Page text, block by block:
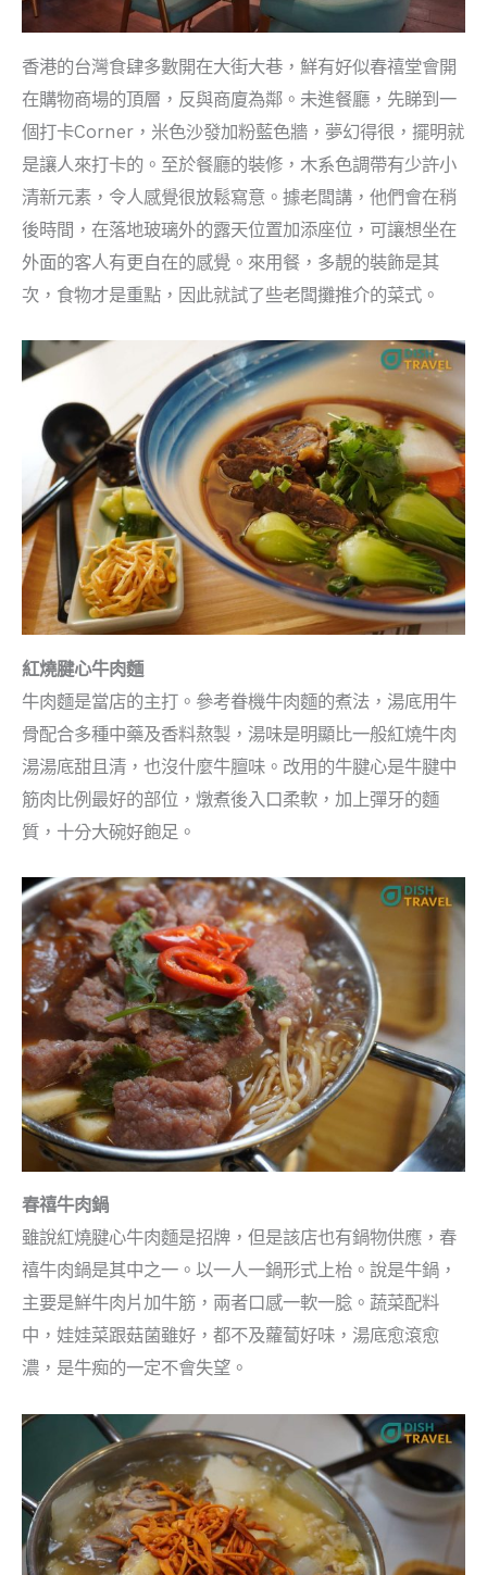
香港的台灣食肆多數開在大街大巷，鮮有好似春禧堂會開
在購物商場的頂層，反與商廈為鄰。未進餐廳，先睇到一
個打卡Corner，米色沙發加粉藍色牆，夢幻得很，擺明就
是讓人來打卡的。至於餐廳的裝修，木系色調帶有少許小
清新元素，令人感覺很放鬆寫意。據老闆講，他們會在稍
後時間，在落地玻璃外的露天位置加添座位，可讓想坐在
外面的客人有更自在的感覺。來用餐，多靚的裝飾是其
次，食物才是重點，因此就試了些老闆攤推介的菜式。
紅燒腱心牛肉麵
牛肉麵是當店的主打。參考眷機牛肉麵的煮法，湯底用牛
骨配合多種中藥及香料熬製，湯味是明顯比一般紅燒牛肉
湯湯底甜且清，也沒什麼牛膻味。改用的牛腱心是牛腱中
筋肉比例最好的部位，燉煮後入口柔軟，加上彈牙的麵
質，十分大碗好飽足。
春禧牛肉鍋
雖說紅燒腱心牛肉麵是招牌，但是該店也有鍋物供應，春
禧牛肉鍋是其中之一。以一人一鍋形式上枱。說是牛鍋，
主要是鮮牛肉片加牛筋，兩者口感一軟一腍。蔬菜配料
中，娃娃菜跟菇菌雖好，都不及蘿蔔好味，湯底愈滾愈
濃，是牛痴的一定不會失望。